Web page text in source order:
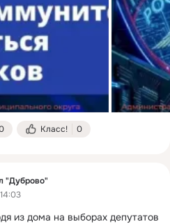
Класс! 0
"Дуброво"
из дома на выборах депутатов